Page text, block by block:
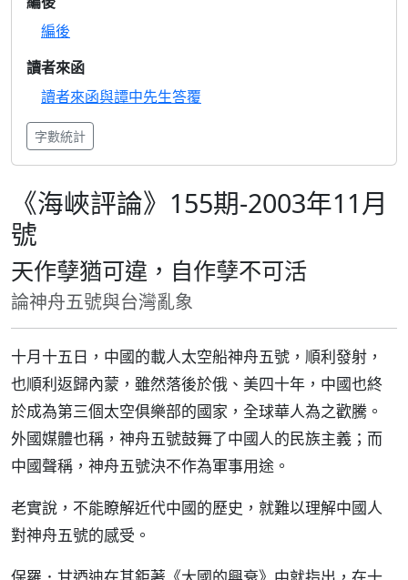
編後
讀者來函
讀者來函與譚中先生答覆
字數統計
《海峽評論》155期-2003年11月
號
天作孽猶可違，自作孽不可活
論神舟五號與台灣亂象
十月十五日，中國的載人太空船神舟五號，順利發射，
也順利返歸內蒙，雖然落後於俄、美四十年，中國也終
於成為第三個太空俱樂部的國家，全球華人為之歡騰。
外國媒體也稱，神舟五號鼓舞了中國人的民族主義；而
中國聲稱，神舟五號決不作為軍事用途。
老實說，不能瞭解近代中國的歷史，就難以理解中國人
對神舟五號的感受。